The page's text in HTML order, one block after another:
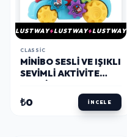
LUSTWAY LUSTWAY LUSTWAY
CLASSIC
MINIBO SESLI VE IŞIKLI
SEVIMLI AKTIVITE
₺0 İNCELE